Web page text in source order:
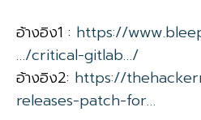
อ้างอิง1 : https://
…/critical-gitlab…/
อ้างอิง2: https://
releases-patch-for…